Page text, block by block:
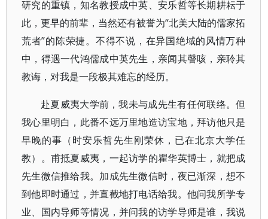
研究的重镇，知名教授成中英、安乐哲等长期耕耘于
此，更早的前辈，当然还有被誉为“北美大陆的儒家拓
荒者”的陈荣捷。不得不说，在异国绝域的风情万种
中，得遇一代鸿儒成中英先生，亲闻其謦咳，亲聆其
教诲，对我是一段极其难忘的经历。
赴夏威夷大学前，我未与成先生有任何联络。但
我心里明白，此番不远万里地造访宝地，拜访他只是
早晚的事（时安乐哲先生刚荣休，已在北京大学任
教）。甫抵夏威夷，一起访学的瞿华英博士，就把成
先生微信推给我。加成先生微信时，夜已渐深，想不
到他即时通过，并直截地打电话给我。他问我所学专
业、国内导师等情况，并问我的访学导师是谁，我说